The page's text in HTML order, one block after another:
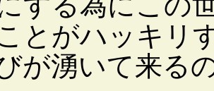
とがハッキリ
が湧いて来る